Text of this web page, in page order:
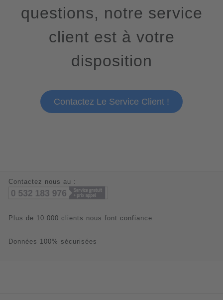
questions, notre service
client est à votre
disposition
Contactez Le Service Client !
Contactez nous au :
Plus de 10 000 clients nous font confiance
Données 100% sécurisées